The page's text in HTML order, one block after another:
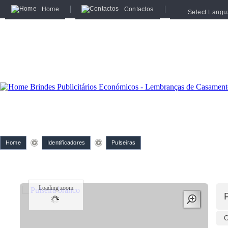
Home Contactos Select
Home Identificadores Pulseiras
Loading zoom